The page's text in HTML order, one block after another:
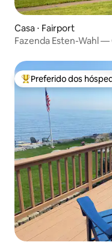
Casa ⋅ Fairport
Fazenda Esten-Wahl
Entre os melhores
Preferido dos